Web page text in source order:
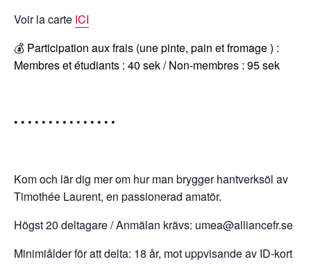
Voir la carte ICI
💰 Participation aux frais (une pinte, pain et fromage ) :
Membres et étudiants : 40 sek / Non-membres : 95 sek
• • • • • • • • • • • • • • •
Kom och lär dig mer om hur man brygger hantverksöl av
Timothée Laurent, en passionerad amatör.
Högst 20 deltagare / Anmälan krävs: umea@alliancefr.se
Minimiålder för att delta: 18 år, mot uppvisande av ID-kort